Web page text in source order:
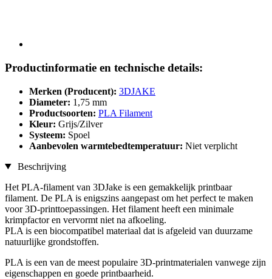
Productinformatie en technische details:
Merken (Producent): 3DJAKE
Diameter: 1,75 mm
Productsoorten: PLA Filament
Kleur: Grijs/Zilver
Systeem: Spoel
Aanbevolen warmtebedtemperatuur: Niet verplicht
Beschrijving
Het PLA-filament van 3DJake is een gemakkelijk printbaar
filament. De PLA is enigszins aangepast om het perfect te maken
voor 3D-printtoepassingen. Het filament heeft een minimale
krimpfactor en vervormt niet na afkoeling.
PLA is een biocompatibel materiaal dat is afgeleid van duurzame
natuurlijke grondstoffen.
PLA is een van de meest populaire 3D-printmaterialen vanwege zijn
eigenschappen en goede printbaarheid.